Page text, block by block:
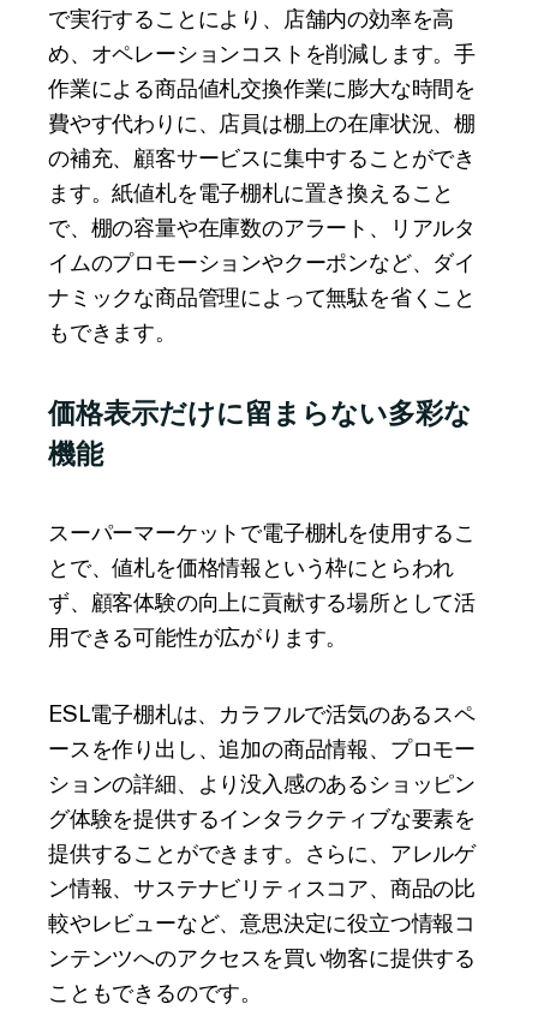
で実行することにより、店舗内の効率を高
め、オペレーションコストを削減します。手
作業による商品値札交換作業に膨大な時間を
費やす代わりに、店員は棚上の在庫状況、棚
の補充、顧客サービスに集中することができ
ます。紙値札を電子棚札に置き換えること
で、棚の容量や在庫数のアラート、リアルタ
イムのプロモーションやクーポンなど、ダイ
ナミックな商品管理によって無駄を省くこと
もできます。
価格表示だけに留まらない多彩な
機能
スーパーマーケットで電子棚札を使用するこ
とで、値札を価格情報という枠にとらわれ
ず、顧客体験の向上に貢献する場所として活
用できる可能性が広がります。
ESL電子棚札は、カラフルで活気のあるスペ
ースを作り出し、追加の商品情報、プロモー
ションの詳細、より没入感のあるショッピン
グ体験を提供するインタラクティブな要素を
提供することができます。さらに、アレルゲ
ン情報、サステナビリティスコア、商品の比
較やレビューなど、意思決定に役立つ情報コ
ンテンツへのアクセスを買い物客に提供する
こともできるのです。